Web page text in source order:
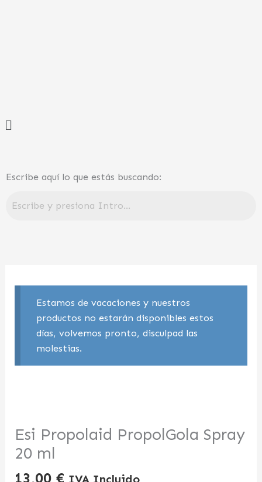
Menú
Escribe aquí lo que estás buscando:
Estamos de vacaciones y nuestros
productos no estarán disponibles estos
días, volvemos pronto, disculpad las
molestias.
Esi Propolaid PropolGola Spray
20 ml
13,00 € IVA Incluido